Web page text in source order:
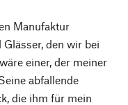
Manufaktur
den wir bei
einer, der meiner
abfallende
die ihm für mein